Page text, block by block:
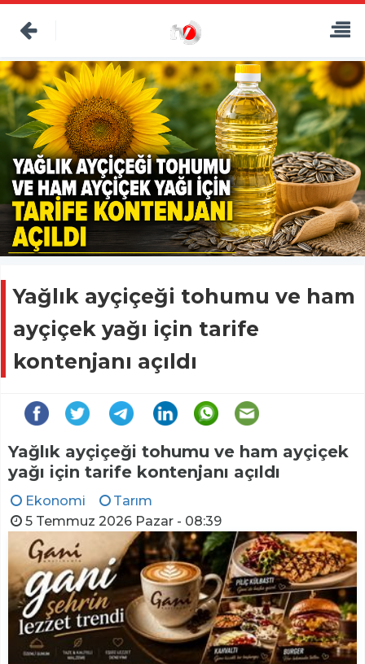
Yağlık ayçiçeği tohumu ve ham
ayçiçek yağı için tarife
kontenjanı açıldı
Yağlık ayçiçeği tohumu ve ham ayçiçek
yağı için tarife kontenjanı açıldı
Ekonomi
Tarım
5 Temmuz 2026 Pazar - 08:39